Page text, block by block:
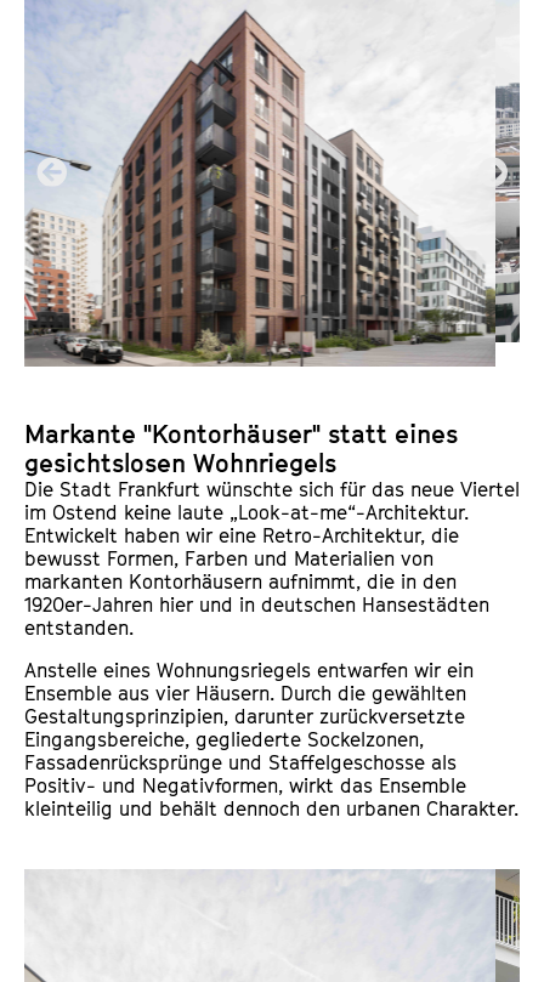
Markante "Kontorhäuser" statt eines
gesichtslosen Wohnriegels
Die Stadt Frankfurt wünschte sich für das neue Viertel
im Ostend keine laute „Look-at-me“-Architektur.
Entwickelt haben wir eine Retro-Architektur, die
bewusst Formen, Farben und Materialien von
markanten Kontorhäusern aufnimmt, die in den
1920er-Jahren hier und in deutschen Hansestädten
entstanden.
Anstelle eines Wohnungsriegels entwarfen wir ein
Ensemble aus vier Häusern. Durch die gewählten
Gestaltungsprinzipien, darunter zurückversetzte
Eingangsbereiche, gegliederte Sockelzonen,
Fassadenrücksprünge und Staffelgeschosse als
Positiv- und Negativformen, wirkt das Ensemble
kleinteilig und behält dennoch den urbanen Charakter.